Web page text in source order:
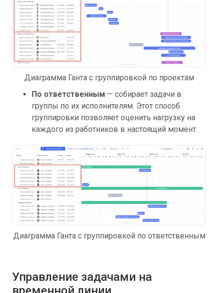
Диаграмма Ганта с группировкой по проектам
По ответственным — собирает задачи в
группы по их исполнителям. Этот способ
группировки позволяет оценить нагрузку на
каждого из работников в настоящий момент.
Диаграмма Ганта с группировкой по ответственным
Управление задачами на